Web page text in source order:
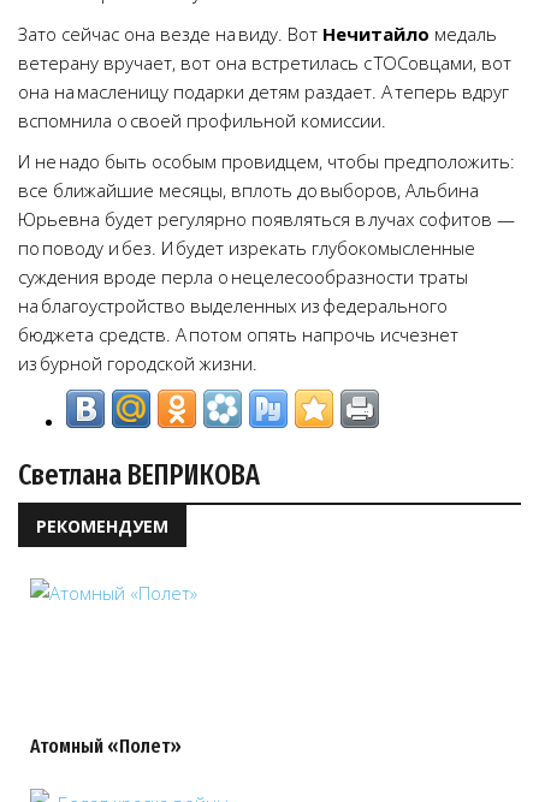
Зато сейчас она везде на виду. Вот Нечитайло медаль
ветерану вручает, вот она встретилась с ТОСовцами, вот
она на масленицу подарки детям раздает. А теперь вдруг
вспомнила о своей профильной комиссии.
И не надо быть особым провидцем, чтобы предположить:
все ближайшие месяцы, вплоть до выборов, Альбина
Юрьевна будет регулярно появляться в лучах софитов —
по поводу и без. И будет изрекать глубокомысленные
суждения вроде перла о нецелесообразности траты
на благоустройство выделенных из федерального
бюджета средств. А потом опять напрочь исчезнет
из бурной городской жизни.
Светлана ВЕПРИКОВА
РЕКОМЕНДУЕМ
Атомный «Полет»